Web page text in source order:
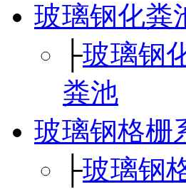
玻璃钢化粪
├玻璃钢
粪池
玻璃钢格栅
├玻璃钢